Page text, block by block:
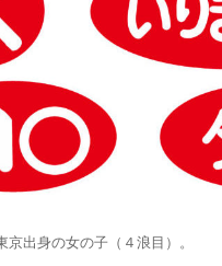
京出身の女の子（４浪目）。